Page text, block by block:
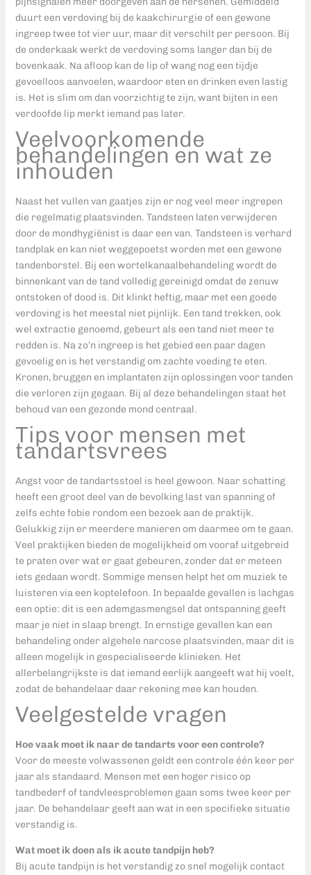
duurt een verdoving bij de kaakchirurgie of een gewone
ingreep twee tot vier uur, maar dit verschilt per persoon. Bij
de onderkaak werkt de verdoving soms langer dan bij de
bovenkaak. Na afloop kan de lip of wang nog een tijdje
gevoelloos aanvoelen, waardoor eten en drinken even lastig
is. Het is slim om dan voorzichtig te zijn, want bijten in een
verdoofde lip merkt iemand pas later.
Veelvoorkomende
behandelingen en wat ze
inhouden
Naast het vullen van gaatjes zijn er nog veel meer ingrepen
die regelmatig plaatsvinden. Tandsteen laten verwijderen
door de mondhygiënist is daar een van. Tandsteen is verhard
tandplak en kan niet weggepoetst worden met een gewone
tandenborstel. Bij een wortelkanaalbehandeling wordt de
binnenkant van de tand volledig gereinigd omdat de zenuw
ontstoken of dood is. Dit klinkt heftig, maar met een goede
verdoving is het meestal niet pijnlijk. Een tand trekken, ook
wel extractie genoemd, gebeurt als een tand niet meer te
redden is. Na zo’n ingreep is het gebied een paar dagen
gevoelig en is het verstandig om zachte voeding te eten.
Kronen, bruggen en implantaten zijn oplossingen voor tanden
die verloren zijn gegaan. Bij al deze behandelingen staat het
behoud van een gezonde mond centraal.
Tips voor mensen met
tandartsvrees
Angst voor de tandartsstoel is heel gewoon. Naar schatting
heeft een groot deel van de bevolking last van spanning of
zelfs echte fobie rondom een bezoek aan de praktijk.
Gelukkig zijn er meerdere manieren om daarmee om te gaan.
Veel praktijken bieden de mogelijkheid om vooraf uitgebreid
te praten over wat er gaat gebeuren, zonder dat er meteen
iets gedaan wordt. Sommige mensen helpt het om muziek te
luisteren via een koptelefoon. In bepaalde gevallen is lachgas
een optie: dit is een ademgasmengsel dat ontspanning geeft
maar je niet in slaap brengt. In ernstige gevallen kan een
behandeling onder algehele narcose plaatsvinden, maar dit is
alleen mogelijk in gespecialiseerde klinieken. Het
allerbelangrijkste is dat iemand eerlijk aangeeft wat hij voelt,
zodat de behandelaar daar rekening mee kan houden.
Veelgestelde vragen
Hoe vaak moet ik naar de tandarts voor een controle?
Voor de meeste volwassenen geldt een controle één keer per
jaar als standaard. Mensen met een hoger risico op
tandbederf of tandvleesproblemen gaan soms twee keer per
jaar. De behandelaar geeft aan wat in een specifieke situatie
verstandig is.
Wat moet ik doen als ik acute tandpijn heb?
Bij acute tandpijn is het verstandig zo snel mogelijk contact